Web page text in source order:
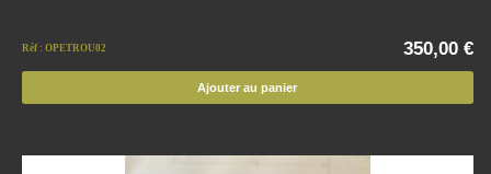
Réf : OPETROU02 350,00 €
Ajouter au panier